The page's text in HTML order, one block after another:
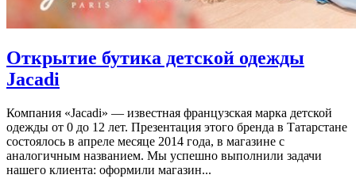
Открытие бутика детской одежды
Jacadi
Компания «Jacadi» — известная французская марка детской
одежды от 0 до 12 лет. Презентация этого бренда в Татарстане
состоялось в апреле месяце 2014 года, в магазине с
аналогичным названием. Мы успешно выполнили задачи
нашего клиента: оформили магазин...